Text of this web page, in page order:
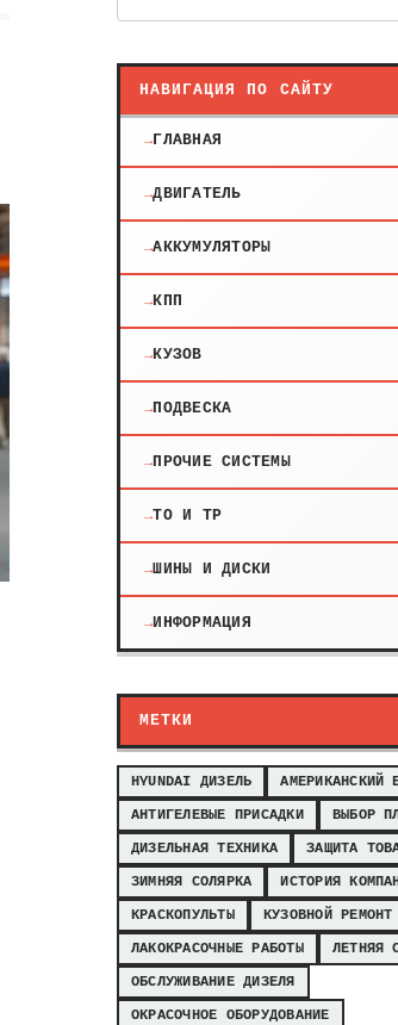
НАВИГАЦИЯ ПО САЙТУ
ГЛАВНАЯ
ДВИГАТЕЛЬ
АККУМУЛЯТОРЫ
КПП
КУЗОВ
ПОДВЕСКА
ПРОЧИЕ СИСТЕМЫ
ТО И ТР
ШИНЫ И ДИСКИ
ИНФОРМАЦИЯ
МЕТКИ
HYUNDAI ДИЗЕЛЬ
АМЕРИКАНСКИЙ
АНТИГЕЛЕВЫЕ ПРИСАДКИ
ВЫБОР
ДИЗЕЛЬНАЯ ТЕХНИКА
ЗАЩИТА
ЗИМНЯЯ СОЛЯРКА
ИСТОРИЯ
КРАСКОПУЛЬТЫ
КУЗОВНОЙ РЕМОНТ
ЛАКОКРАСОЧНЫЕ РАБОТЫ
ЛЕТНЯЯ
ОБСЛУЖИВАНИЕ ДИЗЕЛЯ
ОКРАСОЧНОЕ ОБОРУДОВАНИЕ